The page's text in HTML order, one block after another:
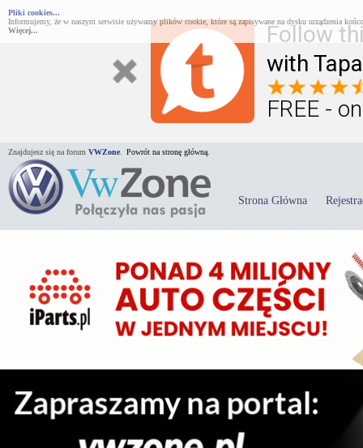
Follow
with
FREE -
Pliki cookies...
Informujemy, że w naszym serwisie używamy plików cookie, które są zapisywane na dysku urządzenia
Więcej...
Znajdujesz się na forum VWZone Powrót na stronę główną.
Strona Główna